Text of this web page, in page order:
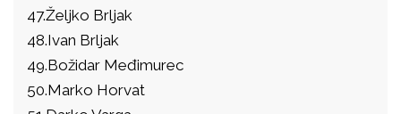
47.Željko Brljak
48.Ivan Brljak
49.Božidar Međimurec
50.Marko Horvat